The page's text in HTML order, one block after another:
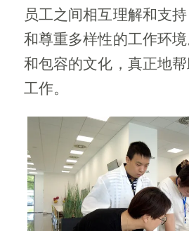
员工之间相互理解和支
和尊重多样性的工作环
和包容的文化，真正地
工作。